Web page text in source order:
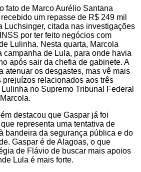
fato de Marco Aurélio Santana
um repasse de R$ 249 mil
Luchsinger, citada nas investigações
por ter feito negócios com
Lulinha. Nesta quarta, Marcola
campanha de Lula, para onde havia
após sair da chefia de gabinete. A
atenuar os desgastes, mas vê mais
prejuízos relacionados aos três
no Supremo Tribunal Federal
destacou que Gaspar já foi
representa uma tentativa de
bandeira da segurança pública e do
Gaspar é de Alagoas, o que
de Flávio de buscar mais apoios
Lula é mais forte.